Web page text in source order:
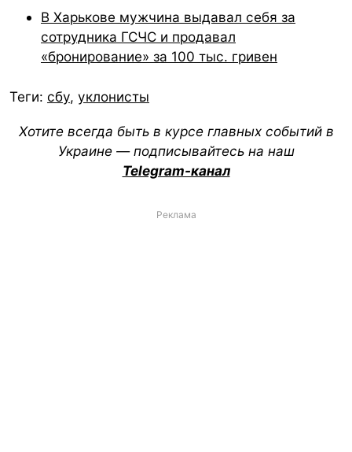
В Харькове мужчина выдавал себя за
сотрудника ГСЧС и продавал
«бронирование» за 100 тыс. гривен
Теги: сбу, уклонисты
Хотите всегда быть в курсе главных событий в
Украине — подписывайтесь на наш
Telegram-канал
Реклама